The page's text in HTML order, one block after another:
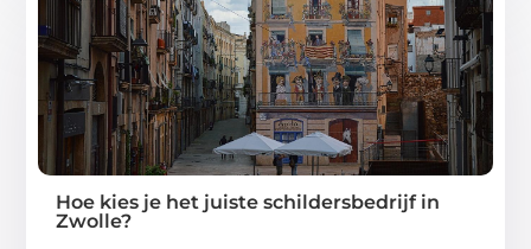
Hoe kies je het juiste schildersbedrijf in
Zwolle?